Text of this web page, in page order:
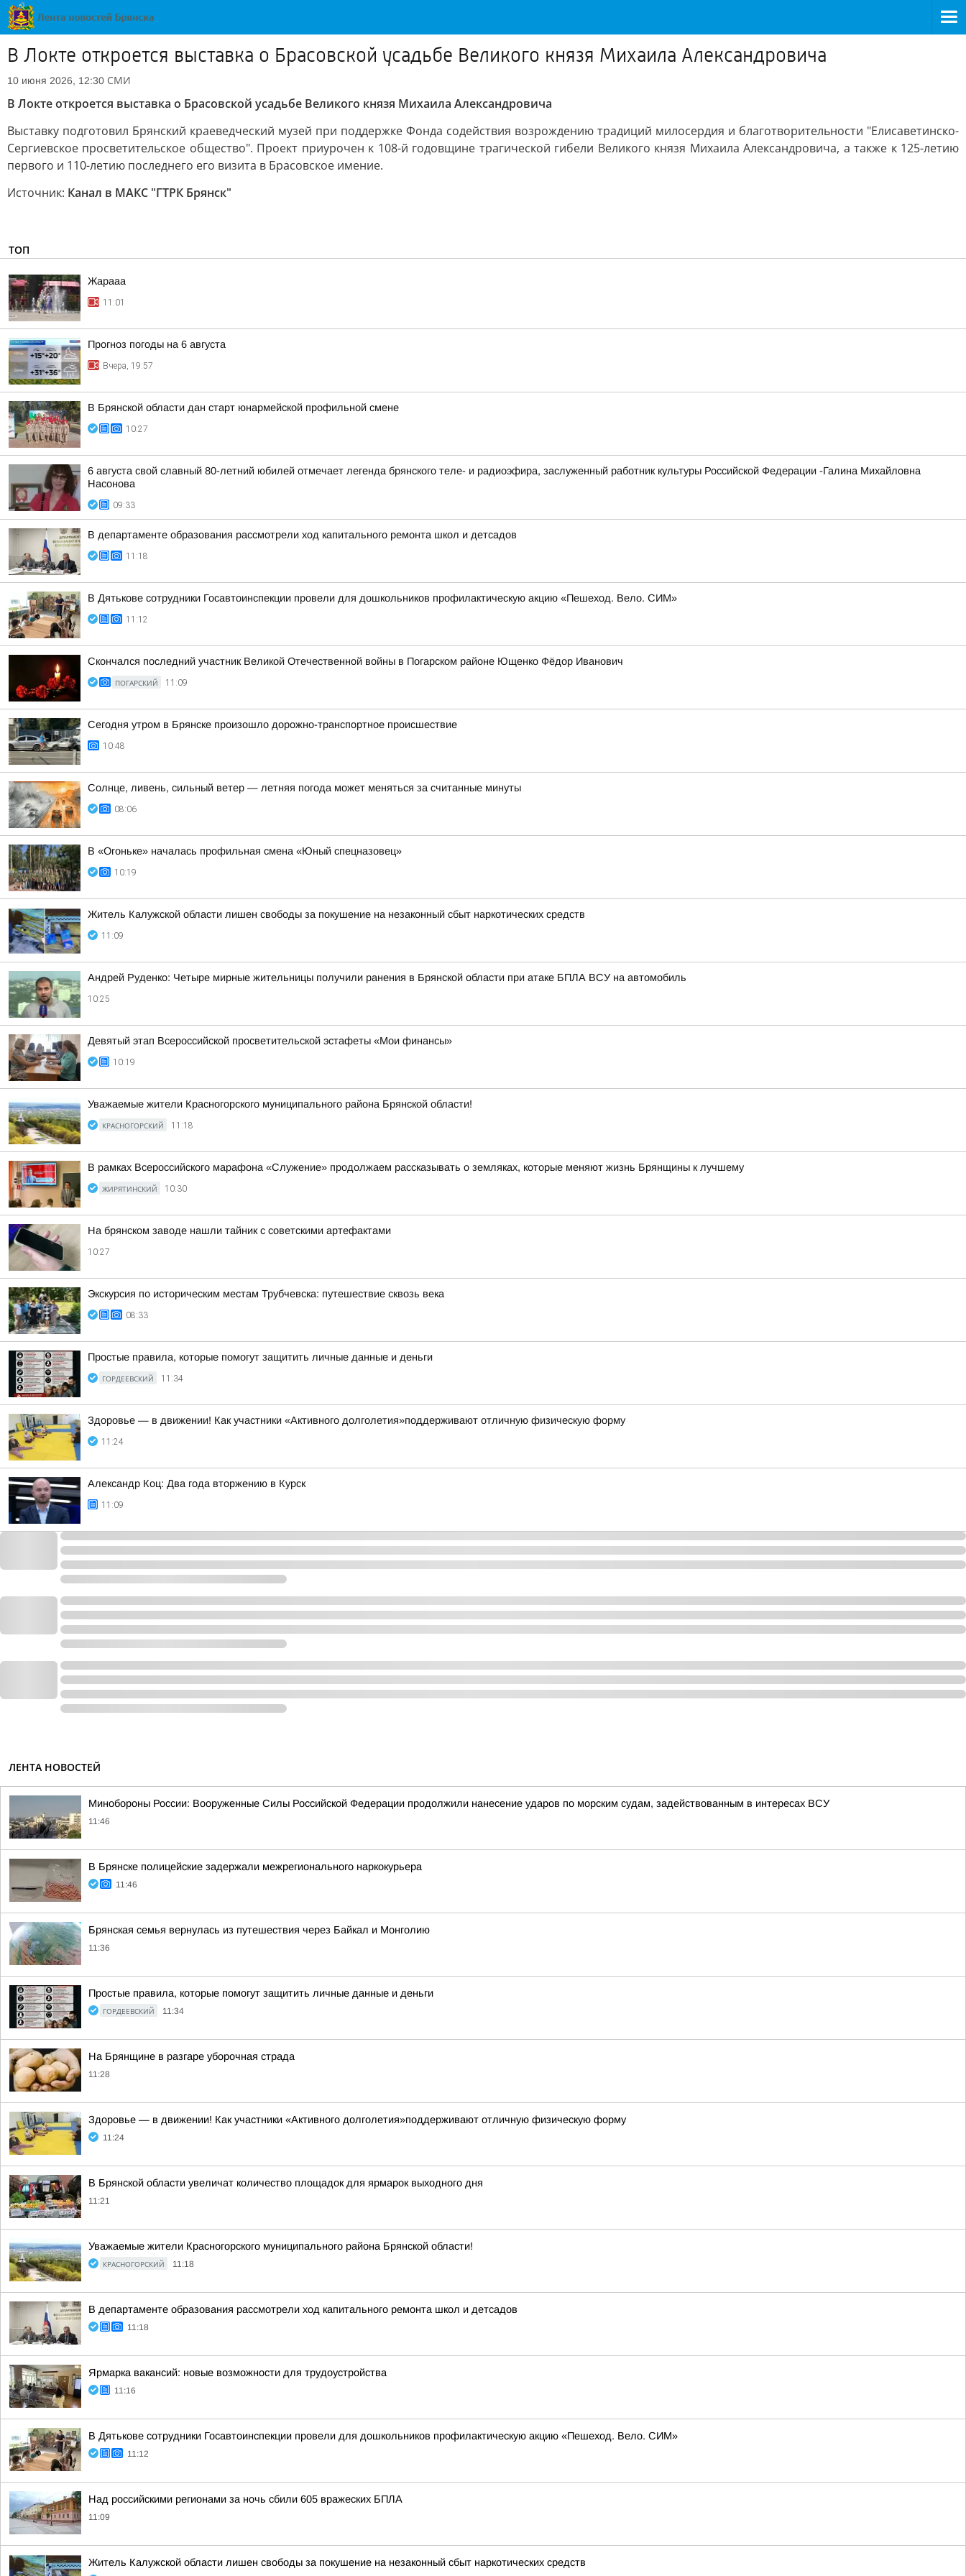
В Локте откроется выставка о Брасовской усадьбе Великого князя Михаила Александровича
10 июня 2026, 12:30 СМИ
В Локте откроется выставка о Брасовской усадьбе Великого князя Михаила Александровича
Выставку подготовил Брянский краеведческий музей при поддержке Фонда содействия возрождению традиций милосердия и благотворительности "Елисаветинско-
Сергиевское просветительское общество". Проект приурочен к 108-й годовщине трагической гибели Великого князя Михаила Александровича, а также к 125-летию
первого и 110-летию последнего его визита в Брасовское имение.
Источник: Канал в МАКС "ГТРК Брянск"
ТОП
Жарааа
11:01
Прогноз погоды на 6 августа
Вчера, 19:57
В Брянской области дан старт юнармейской профильной смене
10:27
6 августа свой славный 80-летний юбилей отмечает легенда брянского теле- и радиоэфира, заслуженный работник культуры Российской Федерации -Галина Михайловна
Насонова
09:33
В департаменте образования рассмотрели ход капитального ремонта школ и детсадов
11:18
В Дятькове сотрудники Госавтоинспекции провели для дошкольников профилактическую акцию «Пешеход. Вело. СИМ»
11:12
Скончался последний участник Великой Отечественной войны в Погарском районе Ющенко Фёдор Иванович
ПОГАРСКИЙ 11:09
Сегодня утром в Брянске произошло дорожно-транспортное происшествие
10:48
Солнце, ливень, сильный ветер — летняя погода может меняться за считанные минуты
08:06
В «Огоньке» началась профильная смена «Юный спецназовец»
10:19
Житель Калужской области лишен свободы за покушение на незаконный сбыт наркотических средств
11:09
Андрей Руденко: Четыре мирные жительницы получили ранения в Брянской области при атаке БПЛА ВСУ на автомобиль
10:25
Девятый этап Всероссийской просветительской эстафеты «Мои финансы»
10:19
Уважаемые жители Красногорского муниципального района Брянской области!
КРАСНОГОРСКИЙ 11:18
В рамках Всероссийского марафона «Служение» продолжаем рассказывать о земляках, которые меняют жизнь Брянщины к лучшему
ЖИРЯТИНСКИЙ 10:30
На брянском заводе нашли тайник с советскими артефактами
10:27
Экскурсия по историческим местам Трубчевска: путешествие сквозь века
08:33
Простые правила, которые помогут защитить личные данные и деньги
ГОРДЕЕВСКИЙ 11:34
Здоровье — в движении! Как участники «Активного долголетия»поддерживают отличную физическую форму
11:24
Александр Коц: Два года вторжению в Курск
11:09
ЛЕНТА НОВОСТЕЙ
Минобороны России: Вооруженные Силы Российской Федерации продолжили нанесение ударов по морским судам, задействованным в интересах ВСУ
11:46
В Брянске полицейские задержали межрегионального наркокурьера
11:46
Брянская семья вернулась из путешествия через Байкал и Монголию
11:36
Простые правила, которые помогут защитить личные данные и деньги
ГОРДЕЕВСКИЙ 11:34
На Брянщине в разгаре уборочная страда
11:28
Здоровье — в движении! Как участники «Активного долголетия»поддерживают отличную физическую форму
11:24
В Брянской области увеличат количество площадок для ярмарок выходного дня
11:21
Уважаемые жители Красногорского муниципального района Брянской области!
КРАСНОГОРСКИЙ 11:18
В департаменте образования рассмотрели ход капитального ремонта школ и детсадов
11:18
Ярмарка вакансий: новые возможности для трудоустройства
11:16
В Дятькове сотрудники Госавтоинспекции провели для дошкольников профилактическую акцию «Пешеход. Вело. СИМ»
11:12
Над российскими регионами за ночь сбили 605 вражеских БПЛА
11:09
Житель Калужской области лишен свободы за покушение на незаконный сбыт наркотических средств